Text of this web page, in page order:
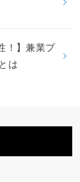
！】兼業プ
は